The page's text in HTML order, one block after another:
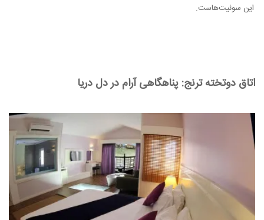
این سوئیت‌هاست.
اتاق دوتخته ترنج: پناهگاهی آرام در دل دریا